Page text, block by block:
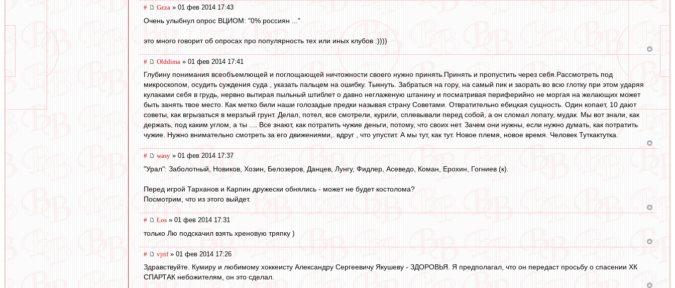
# Gzza » 01 фев 2014 17:43
Очень улыбнул опрос ВЦИОМ: "0% россиян ..."
это много говорит об опросах про популярность тех или иных клубов :))))
# Olddima » 01 фев 2014 17:41
Глубину понимания всеобъемлющей и поглощающей ничтожности своего нужно принять.Принять и пропустить через себя.Рассмотреть под
микроскопом, осудить суждения суда , указать пальцем на ошибку. Тыкнуть. Забраться на гору, на самый пик и заорать во всю глотку при этом ударяя
кулаками себя в грудь, нервно вытирая пыльный штиблет о давно неглаженую штанину и посматривая периферийно не моргая на желающих может
быть занять твое место. Как метко били наши голозадые предки называя страну Советами. Отвратительно ебицкая сущность. Один копает, 10 дают
советы, как вгрызаться в мерзлый грунт. Делал, потел, все смотрели, курили, сплевывали перед собой, а он сломал лопату, мудак. Мы вот знали, как
держать, под каким углом, а ты .... Все знают, как потратить чужие деньги, потому, что своих нет. Зачем они нужны, если нужно думать, как потратить
чужие. Нужно внимательно смотреть за его движениями,. вдруг , что упустит. А мы тут, как тут. Новое племя, новое время. Человек Туткактутка.
# wasy » 01 фев 2014 17:37
"Урал": Заболотный, Новиков, Хозин, Белозеров, Данцев, Лунгу, Фидлер, Асеведо, Коман, Ерохин, Гогниев (к).
Перед игрой Тарханов и Карпин дружески обнялись - может не будет костолома?
Посмотрим, что из этого выйдет.
# Los » 01 фев 2014 17:31
только Лю подскачил взять хреновую тряпку )
# vjrif» 01 фев 2014 17:26
Здравствуйте. Кумиру и любимому хоккеисту Александру Сергеевичу Якушеву - ЗДОРОВЬЯ. Я предполагал, что он передаст просьбу о спасении ХК
СПАРТАК небожителям, он это сделал.